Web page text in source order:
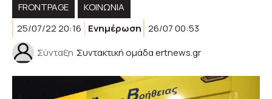
FRONTPAGE
ΚΟΙΝΩΝΊΑ
25/07/22 20:16
Ενημέρωση 26/07 00:53
Σύνταξη Συντακτική ομάδα ertnews.gr